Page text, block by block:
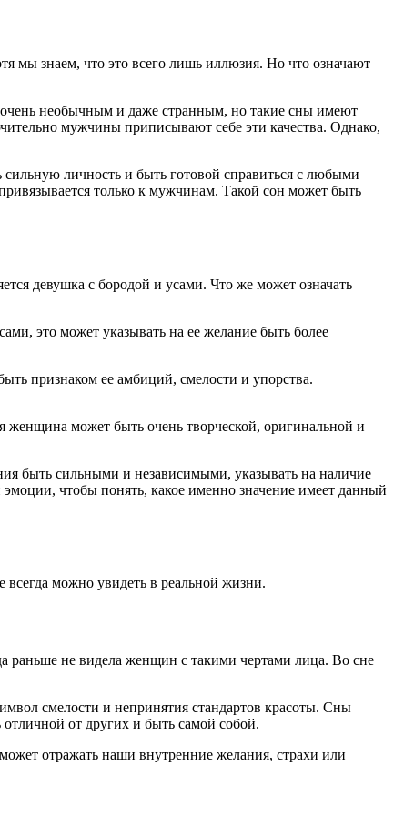
мы знаем, что это всего лишь иллюзия. Но что означают
необычным и даже странным, но такие сны имеют
мужчины приписывают себе эти качества. Однако,
личность и быть готовой справиться с любыми
только к мужчинам. Такой сон может быть
девушка с бородой и усами. Что же может означать
это может указывать на ее желание быть более
признаком ее амбиций, смелости и упорства.
женщина может быть очень творческой, оригинальной и
быть сильными и независимыми, указывать на наличие
чтобы понять, какое именно значение имеет данный
можно увидеть в реальной жизни.
раньше не видела женщин с такими чертами лица. Во сне
смелости и непринятия стандартов красоты. Сны
от других и быть самой собой.
отражать наши внутренние желания, страхи или